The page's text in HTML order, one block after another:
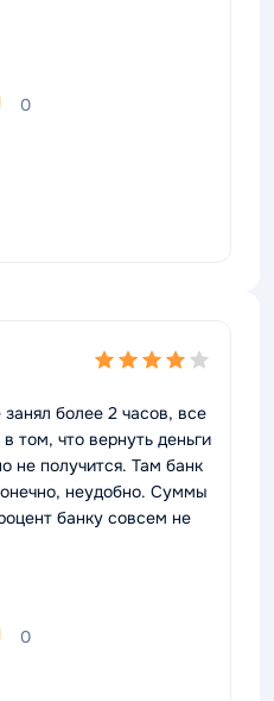
0
более 2 часов, все
том, что вернуть деньги
не получится. Там банк
неудобно. Суммы
банку совсем не
0